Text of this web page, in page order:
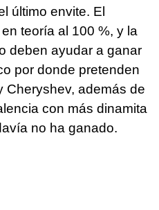
último envite. El
teoría al 100 %, y la
deben ayudar a ganar
por donde pretenden
Cheryshev, además de
con más dinamita
no ha ganado.